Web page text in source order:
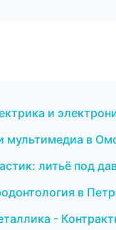
и
мультимедиа в
литьё под
в
-